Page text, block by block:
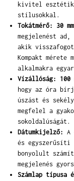
kivitel
stílusokkal.
Tokátmérő: 30 mm
megjelenést
akik
Kompakt
alkalmakra
Vízállóság: 100
hogy az óra
úszást és
megfelel a
sokoldalúságát.
Dátumkijelző: A
és egyszerűsíti
bonyolult
megjelenés
Számlap típusa